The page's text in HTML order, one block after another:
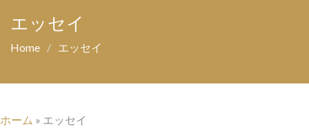
エッセイ
Home エッセイ
ホーム » エッセイ